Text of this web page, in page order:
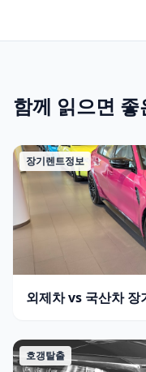
함께 읽으면 좋
장기렌트정보
외제차 vs 국산차
호갱탈출